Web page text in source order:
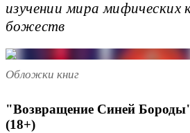
изучении мира мифических
божеств
Обложки книг
"Возвращение Синей
(18+)